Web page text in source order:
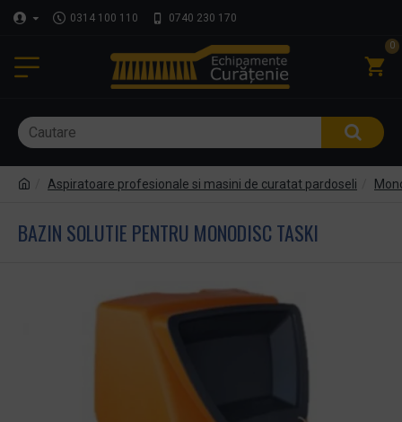
0314 100 110 0740 230 170
0
Aspiratoare profesionale si masini de curatat pardoseli
BAZIN SOLUTIE PENTRU MONODISC TASKI